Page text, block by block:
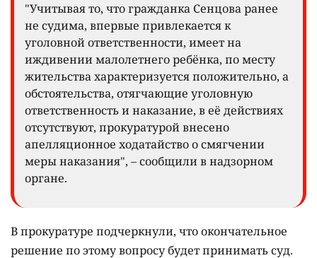
"Учитывая то, что гражданка Сенцова ранее
не судима, впервые привлекается к
уголовной ответственности, имеет на
иждивении малолетнего ребёнка, по месту
жительства характеризуется положительно, а
обстоятельства, отягчающие уголовную
ответственность и наказание, в её действиях
отсутствуют, прокуратурой внесено
апелляционное ходатайство о смягчении
меры наказания", – сообщили в надзорном
органе.
В прокуратуре подчеркнули, что окончательное
решение по этому вопросу будет принимать суд.